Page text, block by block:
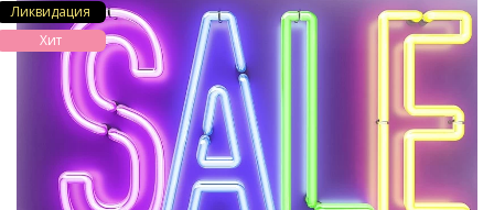
Ликвидация
Хит